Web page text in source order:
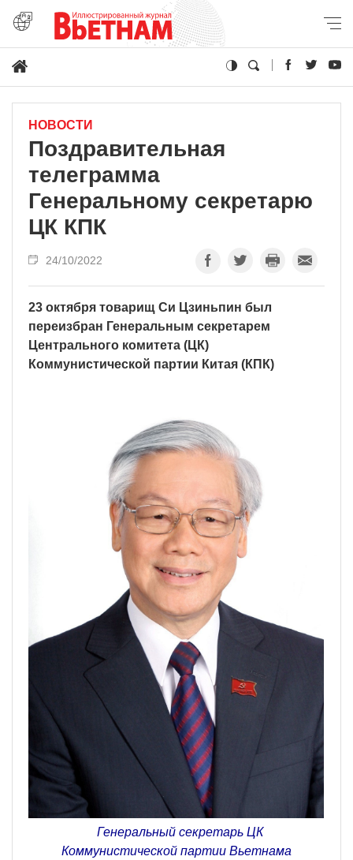
НОВОСТИ
Поздравительная
телеграмма
Генеральному секретарю
ЦК КПК
24/10/2022
23 октября товарищ Си Цзиньпин был
переизбран Генеральным секретарем
Центрального комитета (ЦК)
Коммунистической партии Китая (КПК)
Генеральный секретарь ЦК
Коммунистической партии Вьетнама